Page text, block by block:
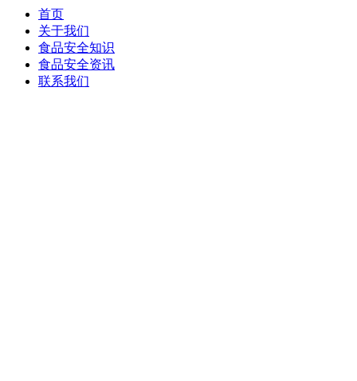
首页
关于我们
食品安全知识
食品安全资讯
联系我们